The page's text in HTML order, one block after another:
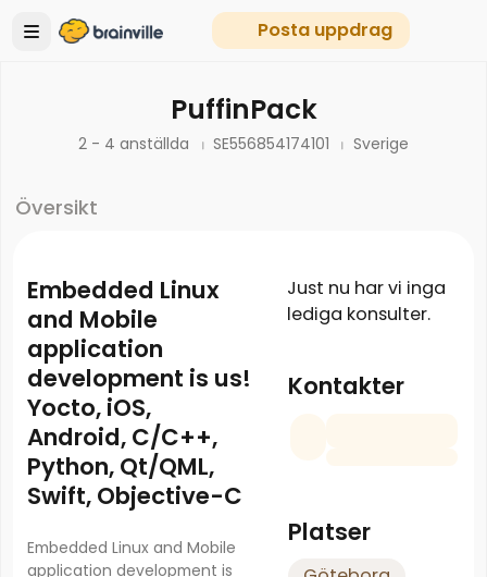
Posta uppdrag
PuffinPack
2 - 4 anställda SE556854174101 Sverige
Översikt
Embedded Linux
and Mobile
application
development is us!
Yocto, iOS,
Android, C/C++,
Python, Qt/QML,
Swift, Objective-C
Embedded Linux and Mobile
application development is
Just nu har vi inga
lediga konsulter.
Kontakter
Platser